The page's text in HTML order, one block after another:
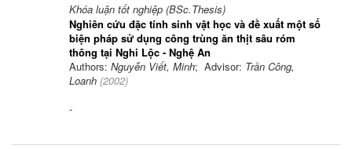
Khóa luận tốt nghiệp (BSc.Thesis)
Nghiên cứu đặc tính sinh vật học và đề xuất một số
biện pháp sử dụng công trùng ăn thịt sâu róm
thông tại Nghi Lộc - Nghệ An
Authors: Nguyễn Viết, Minh; Advisor: Trần Công,
Loanh (2002)
-